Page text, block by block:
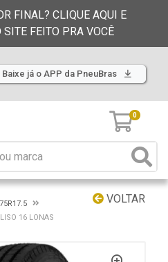
FINAL? CLIQUE AQUI E
SITE FEITO PRA VOCÊ
Baixe já o APP da PneuBras
0
VOLTAR
16 LONAS